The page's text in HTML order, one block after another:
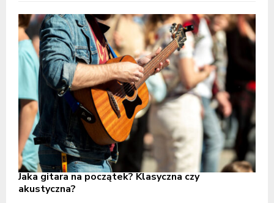
Jaka gitara na początek? Klasyczna czy
akustyczna?